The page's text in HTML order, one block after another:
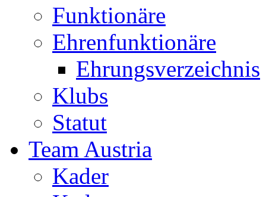
Funktionäre
Ehrenfunktionäre
Ehrungsverzeichnis
Klubs
Statut
Team Austria
Kader